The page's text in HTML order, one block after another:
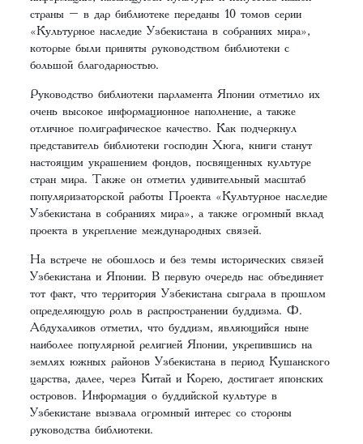
страны – в дар библиотеке переданы 10 томов серии
«Культурное наследие Узбекистана в собраниях мира»,
которые были приняты руководством библиотеки с
большой благодарностью.
Руководство библиотеки парламента Японии отметило их
очень высокое информационное наполнение, а также
отличное полиграфическое качество. Как подчеркнул
представитель библиотеки господин Хюга, книги станут
настоящим украшением фондов, посвященных культуре
стран мира. Также он отметил удивительный масштаб
популяризаторской работы Проекта «Культурное наследие
Узбекистана в собраниях мира», а также огромный вклад
проекта в укрепление международных связей.
На встрече не обошлось и без темы исторических связей
Узбекистана и Японии. В первую очередь нас объединяет
тот факт, что территория Узбекистана сыграла в прошлом
определяющую роль в распространении буддизма. Ф.
Абдухаликов отметил, что буддизм, являющийся ныне
наиболее популярной религией Японии, укрепившись на
землях южных районов Узбекистана в период Кушанского
царства, далее, через Китай и Корею, достигает японских
островов. Информация о буддийской культуре в
Узбекистане вызвала огромный интерес со стороны
руководства библиотеки.